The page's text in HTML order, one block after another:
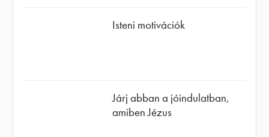
Isteni motivációk
Járj abban a jóindulatban,
amiben Jézus